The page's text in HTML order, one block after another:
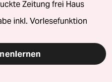
Zeitung frei Haus
inkl. Vorlesefunktion